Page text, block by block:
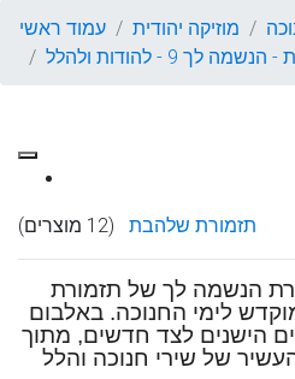
עמוד ראשי מוזיקה יהודית
9 - להודות ולהלל
תזמורת שלהבת (12 מוצרים)
הנשמה לך של תזמורת
לימי החנוכה. באלבום
הישנים לצד חדשים, מתוך